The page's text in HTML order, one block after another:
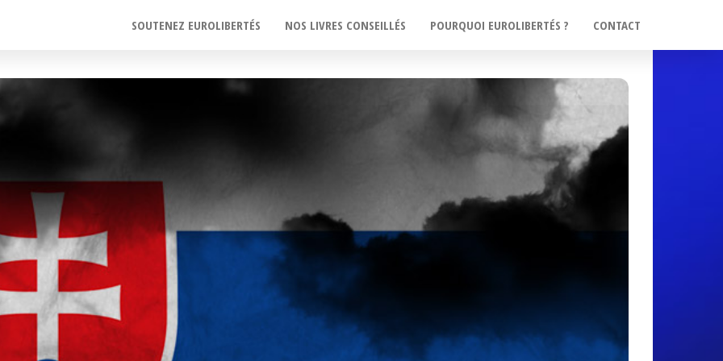
SOUTENEZ EUROLIBERTÉS NOS LIVRES CONSEILLÉS POURQUOI EUROLIBERTÉS ? CONTACT